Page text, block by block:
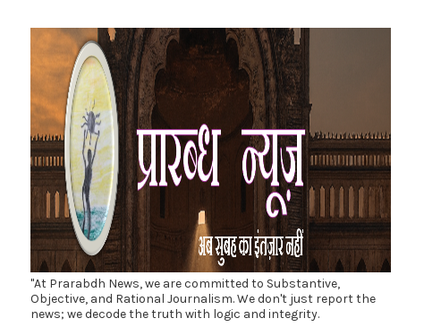
"At Prarabdh News, we are committed to Substantive,
Objective, and Rational Journalism. We don't just report the
news; we decode the truth with logic and integrity.